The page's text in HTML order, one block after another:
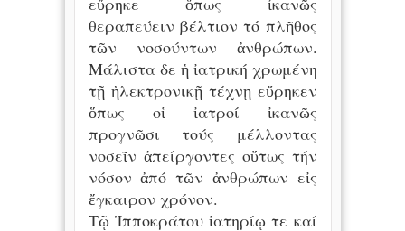
θεραπεύειν βέλτιον τό πλῆθος
τῶν νοσούντων ἀνθρώπων.
Μάλιστα δε ἡ ἰατρική χρωμένη
τῇ ἠλεκτρονικῇ τέχνῃ εὔρηκεν
ὅπως οἱ ἰατροί ἰκανῶς
προγνῶσι τούς μέλλοντας
νοσεῖν ἀπείργοντες οὕτως τήν
νόσον ἀπό τῶν ἀνθρώπων εἰς
ἔγκαιρον χρόνον.
Τῷ Ἰπποκράτου ἰατηρίῳ τε καί